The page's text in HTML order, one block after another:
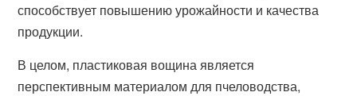
способствует повышению урожайности и качества
продукции.
В целом, пластиковая вощина является
перспективным материалом для пчеловодства,